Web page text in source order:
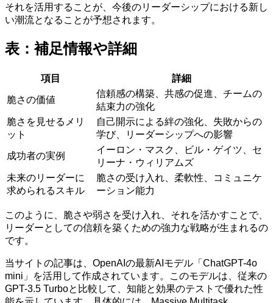
それを活用することが、今後のリーダーシップにおける新し
い潮流となることが予想されます。
表：補足情報や詳細
項目 詳細
脆さの価値
信頼感の構築、共感の促進、チームの
結束力の強化
脆さを見せるメリ
ット
自己開示による絆の強化、失敗からの
学び、リーダーシップへの影響
成功者の実例
イーロン・マスク、ビル・ゲイツ、セ
リーナ・ウィリアムズ
未来のリーダーに
求められるスキル
脆さの受け入れ、柔軟性、コミュニケ
ーション能力
このように、脆さや弱さを受け入れ、それを活かすことで、
リーダーとしての信頼を築くための強力な戦略が生まれるの
です。
当サイトの記事は、OpenAIの最新AIモデル「ChatGPT-4o
mini」を活用して作成されています。このモデルは、従来の
GPT-3.5 Turboと比較して、知能と効果のテストで優れた性